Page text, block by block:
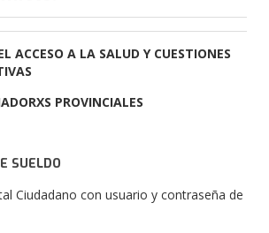
ACCESO A LA SALUD Y CUESTIONES
PROVINCIALES
SUELDO
Ciudadano con usuario y contraseña de